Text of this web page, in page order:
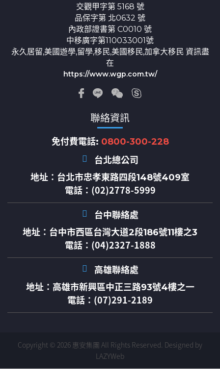
交觀甲字第 5168 號
品保字第 北0632 號
內政部證書第 C0010 號
中移廣字第110033001號
永久居留,美國遊學,留學,移民,美國移民,加拿大移民 資訊盡
在
https://www.wgp.com.tw/
聯絡資訊
免付費電話: 0800-300-228
台北總公司
地址： 台北市忠孝東路四段148號409室
電話：(02)2778-5999
台中聯絡處
地址： 台中市西區台灣大道2段186號11樓之3
電話：(04)2327-1888
高雄聯絡處
地址： 高雄市新興區中正三路93號4樓之一
電話：(07)291-2189
Copyright © 2026 惠安集團 All Rights Reserved. Designed by
LAZYWeb